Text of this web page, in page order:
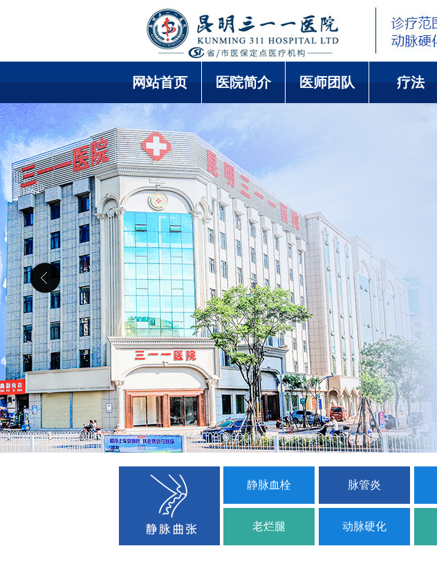
网站首页 医院简介 医师团队 疗法
静脉血栓 脉管炎
老烂腿 动脉硬化